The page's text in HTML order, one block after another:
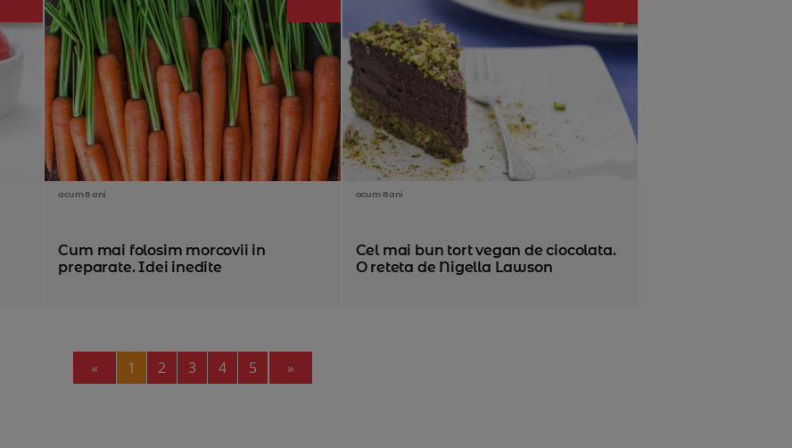
acum 8 ani
Cum mai folosim morcovii in
preparate. Idei inedite
acum 8 ani
Cel mai bun tort vegan de ciocolata.
O reteta de Nigella Lawson
« Previous
1 2 3 4 5 »